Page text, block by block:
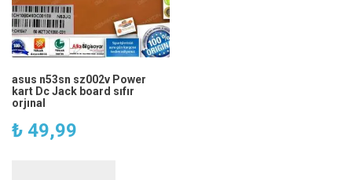
asus n53sn sz002v Power
kart Dc Jack board sıfır
orjınal
₺ 49,99